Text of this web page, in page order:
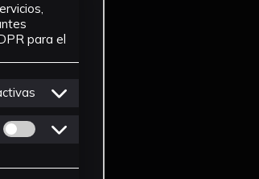
para el
Permitir cookies de Personalizacion